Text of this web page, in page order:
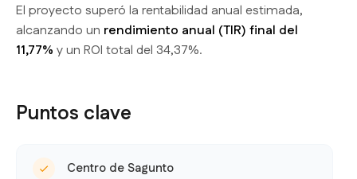
El proyecto superó la rentabilidad anual estimada,
alcanzando un rendimiento anual (TIR) final del
11,77% y un ROI total del 34,37%.
Puntos clave
Centro de Sagunto